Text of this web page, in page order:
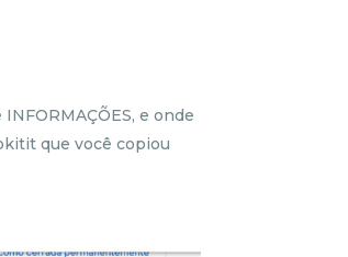
e onde
que você copiou